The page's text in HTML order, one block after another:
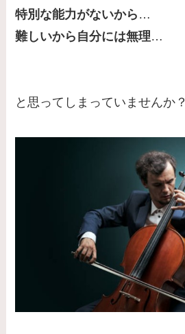
特別な能力がないから …
難しいから自分には無理…
と思ってしまっていませんか？